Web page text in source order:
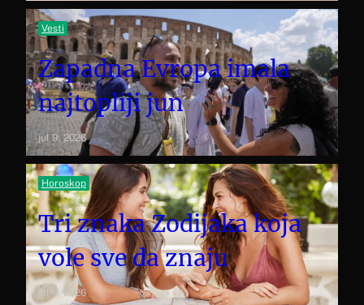
Vesti
Zapadna Evropa imala
najtopliji jun
jul 9, 2026
Horoskop
Tri znaka Zodijaka koja
vole sve da znaju
jul 9, 2026